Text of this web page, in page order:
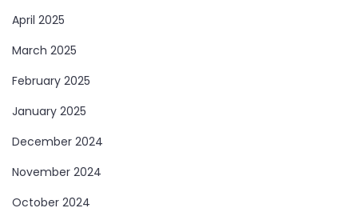
April 2025
March 2025
February 2025
January 2025
December 2024
November 2024
October 2024